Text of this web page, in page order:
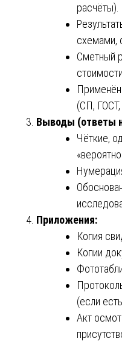
расчёты).
схемами,
Сметный
(СП,
Выводы (ответы
Чёткие,
Приложения:
Копия
Копии
(если
Акт